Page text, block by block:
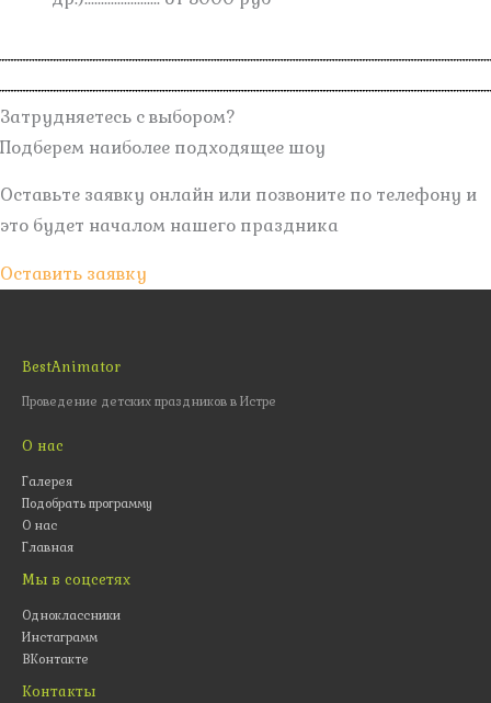
Затрудняетесь с выбором?
Подберем наиболее подходящее шоу
Оставьте заявку онлайн или позвоните по телефону и
это будет началом нашего праздника
Оставить заявку
BestAnimator
Проведение детских праздников в Истре
О нас
Галерея
Подобрать программу
О нас
Главная
Мы в соцсетях
Одноклассники
Инстаграмм
ВКонтакте
Контакты